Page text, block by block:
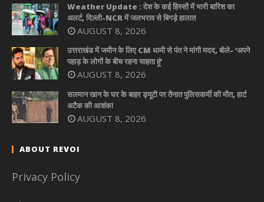
Weather Update : देश के कई हिस्सों में भारी बारिश का
अलर्ट, दिल्ली-NCR में जलभराव से बिगड़े हालात
AUGUST 8, 2026
उत्तराखंड में जमीन के लिए CM धामी से पंत ने मांगी मदद, बोले- ‘अपने
पहाड़ के लोगों के बीच रहना चाहता हूं’
AUGUST 8, 2026
सलमान खान के घर के बाहर ड्यूटी पर तैनात पुलिसकर्मी की मौत, हार्ट
अटैक की आशंका
AUGUST 8, 2026
ABOUT REVOI
Privacy Policy